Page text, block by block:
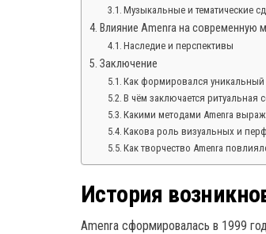
Музыкальные и тематические
Влияние Amenra на современную
Наследие и перспективы
Заключение
Как формировался уникальный
В чём заключается ритуальная
Какими методами Amenra
Какова роль визуальных и
Как творчество Amenra
История
Amenra сформировалась в 1999